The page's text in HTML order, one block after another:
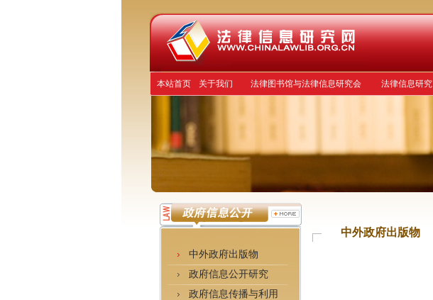
本站首页 关于我们 法律图书馆与法律信息研究会 法律信息研究
中外政府出版物
政府信息公开研究
政府信息传播与利用
中外政府出版物